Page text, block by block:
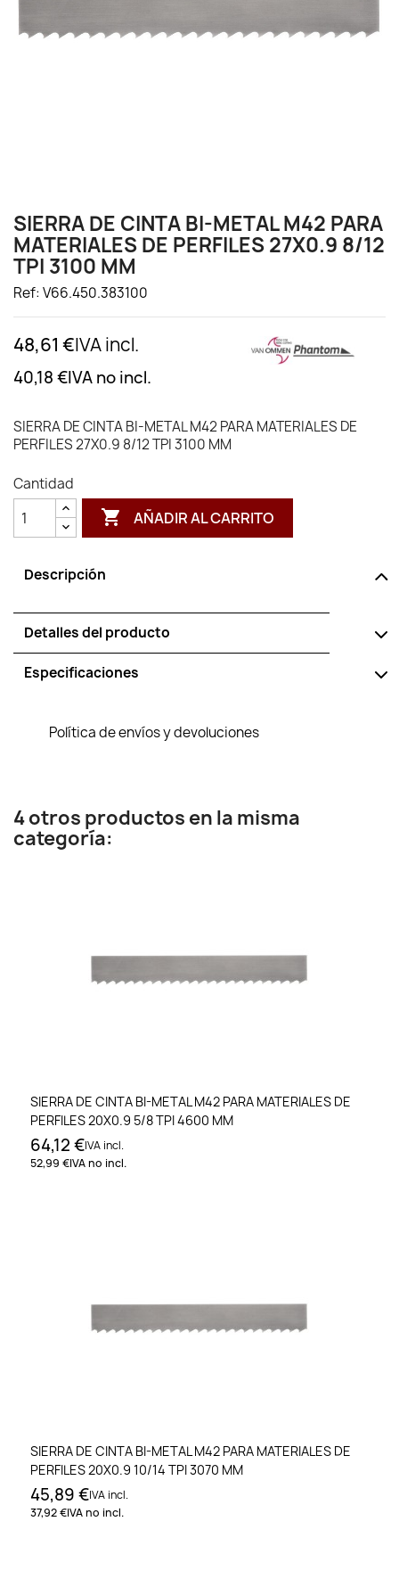
SIERRA DE CINTA BI-METAL M42 PARA
MATERIALES DE PERFILES 27X0.9 8/12
TPI 3100 MM
Ref: V66.450.383100
48,61 €IVA incl.
40,18 €IVA no incl.
SIERRA DE CINTA BI-METAL M42 PARA MATERIALES DE
PERFILES 27X0.9 8/12 TPI 3100 MM
Cantidad
 AÑADIR AL CARRITO
Descripción
Detalles del producto
Especificaciones
Política de envíos y devoluciones
4 otros productos en la misma
categoría:
SIERRA DE CINTA BI-METAL M42 PARA MATERIALES DE
PERFILES 20X0.9 5/8 TPI 4600 MM
64,12 €IVA incl.
52,99 €IVA no incl.
SIERRA DE CINTA BI-METAL M42 PARA MATERIALES DE
PERFILES 20X0.9 10/14 TPI 3070 MM
45,89 €IVA incl.
37,92 €IVA no incl.